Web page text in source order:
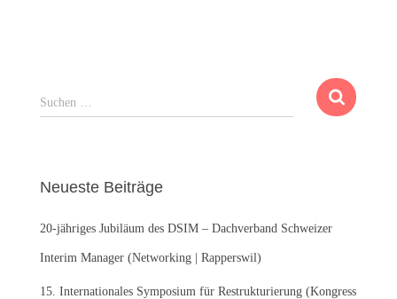
S
u
n
a
c
:
Suchen …
Neueste Beiträge
20-jähriges Jubiläum des DSIM – Dachverband Schweizer
Interim Manager (Networking | Rapperswil)
15. Internationales Symposium für Restrukturierung (Kongress